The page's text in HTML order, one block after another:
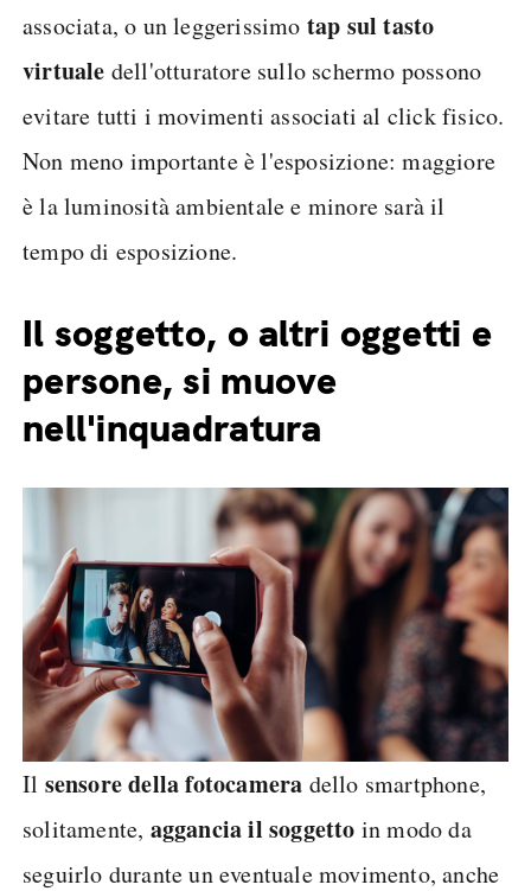
associata, o un leggerissimo tap sul tasto
virtuale dell'otturatore sullo schermo possono
evitare tutti i movimenti associati al click fisico.
Non meno importante è l'esposizione: maggiore
è la luminosità ambientale e minore sarà il
tempo di esposizione.
Il soggetto, o altri oggetti e
persone, si muove
nell'inquadratura
Il sensore della fotocamera dello smartphone,
solitamente, aggancia il soggetto in modo da
seguirlo durante un eventuale movimento, anche